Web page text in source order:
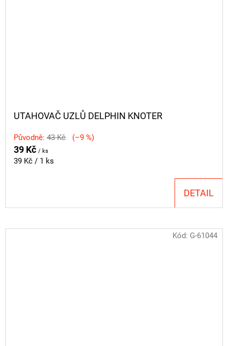
UTAHOVAČ UZLŮ DELPHIN KNOTER
Původně: 43 Kč (–9 %)
39 Kč / ks
Měrná
39 Kč / 1 ks
DETAIL
Kód: G-61044